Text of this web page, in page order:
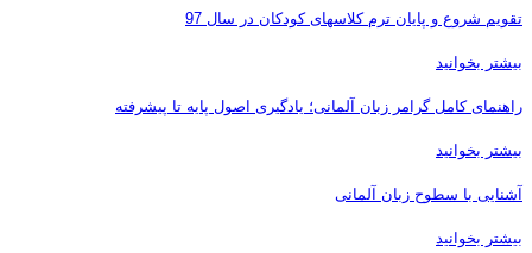
تقویم شروع و پایان ترم کلاسهای کودکان در سال 97
بیشتر بخوانید
راهنمای کامل گرامر زبان آلمانی؛ یادگیری اصول پایه تا پیشرفته
بیشتر بخوانید
آشنایی با سطوح زبان آلمانی
بیشتر بخوانید